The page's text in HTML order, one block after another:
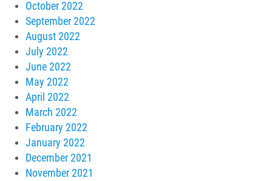
October 2022
September 2022
August 2022
July 2022
June 2022
May 2022
April 2022
March 2022
February 2022
January 2022
December 2021
November 2021